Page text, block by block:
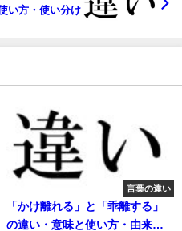
い方・使い分け
言葉の違い
「かけ離れる」と「乖離する」
の違い・意味と使い方・由来や